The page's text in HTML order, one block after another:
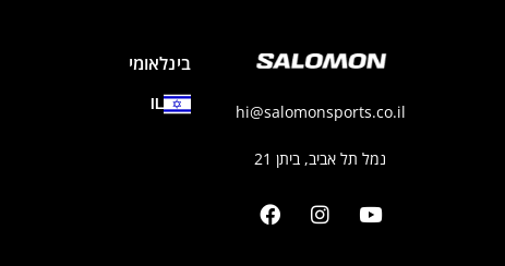
hi@salomonsports.co.il
נמל תל אביב, ביתן 21
בינלאומי
IL